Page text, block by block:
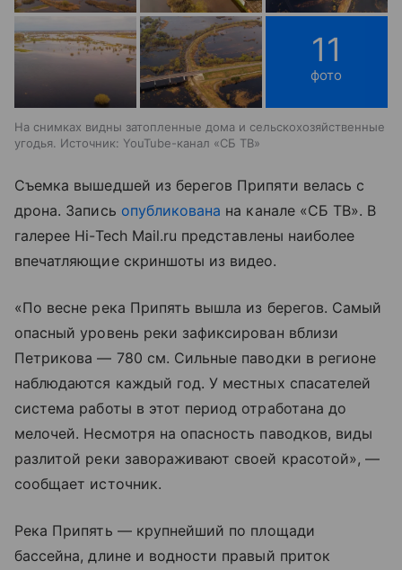
11
фото
На снимках видны затопленные дома и сельскохозяйственные
угодья. Источник: YouTube-канал «СБ ТВ»
Съемка вышедшей из берегов Припяти велась с
дрона. Запись опубликована на канале «СБ ТВ». В
галерее Hi-Tech Mail.ru представлены наиболее
впечатляющие скриншоты из видео.
«По весне река Припять вышла из берегов. Самый
опасный уровень реки зафиксирован вблизи
Петрикова — 780 см. Сильные паводки в регионе
наблюдаются каждый год. У местных спасателей
система работы в этот период отработана до
мелочей. Несмотря на опасность паводков, виды
разлитой реки завораживают своей красотой»,—
сообщает источник.
Река Припять — крупнейший по площади
бассейна, длине и водности правый приток